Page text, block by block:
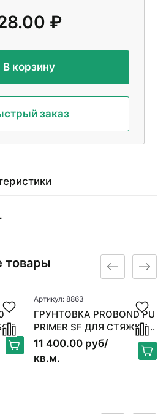
₽
В корзину
заказ
товары
Артикул: 8863
ГРУНТОВКА PROBOND PU
PRIMER SF ДЛЯ СТЯЖКИ 6
КГ
11 400.00 руб/
кв.м.